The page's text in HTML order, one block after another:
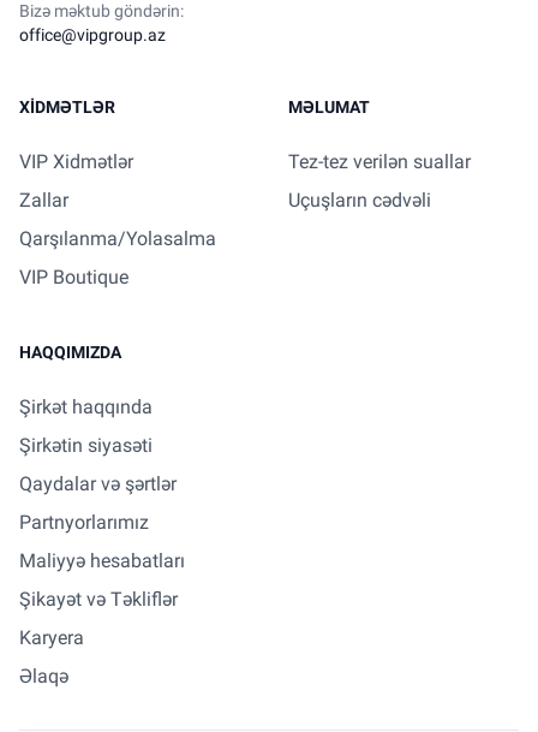
Bizə məktub göndərin:
office@vipgroup.az
XIDMƏTLƏR
VIP Xidmətlər
Zallar
Qarşılanma/Yolasalma
VIP Boutique
MƏLUMAT
Tez-tez verilən suallar
Uçuşların cədvəli
HAQQIMIZDA
Şirkət haqqında
Şirkətin siyasəti
Qaydalar və şərtlər
Partnyorlarımız
Maliyyə hesabatları
Şikayət və Təkliflər
Karyera
Əlaqə